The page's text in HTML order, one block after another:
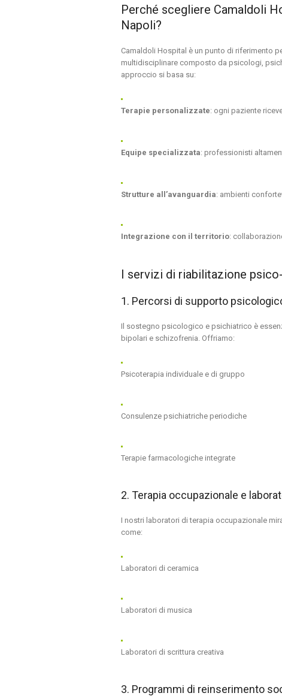
Perché scegliere Camaldoli
Napoli?
Camaldoli Hospital è un punto di riferimento
multidisciplinare composto da psicologi,
approccio si basa su:
Terapie personalizzate: ogni paziente
Equipe specializzata: professionisti
Strutture all’avanguardia: ambienti
Integrazione con il territorio:
I servizi di riabilitazione
1. Percorsi di supporto
Il sostegno psicologico e psichiatrico è
bipolari e schizofrenia. Offriamo:
Psicoterapia individuale e di gruppo
Consulenze psichiatriche periodiche
Terapie farmacologiche integrate
2. Terapia occupazionale e
I nostri laboratori di terapia occupazionale
come:
Laboratori di ceramica
Laboratori di musica
Laboratori di scrittura creativa
3. Programmi di reinserimento